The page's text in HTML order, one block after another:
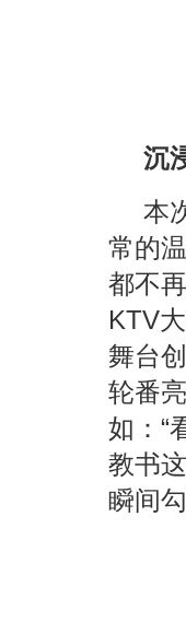
沉
本
常的
都不
KTV
舞台
轮番
如：“
教书
瞬间